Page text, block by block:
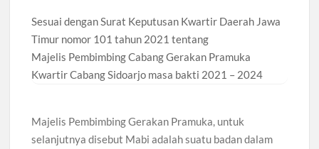
Sesuai dengan Surat Keputusan Kwartir Daerah Jawa
Timur nomor 101 tahun 2021 tentang
Majelis Pembimbing Cabang Gerakan Pramuka
Kwartir Cabang Sidoarjo masa bakti 2021 – 2024
Majelis Pembimbing Gerakan Pramuka, untuk
selanjutnya disebut Mabi adalah suatu badan dalam